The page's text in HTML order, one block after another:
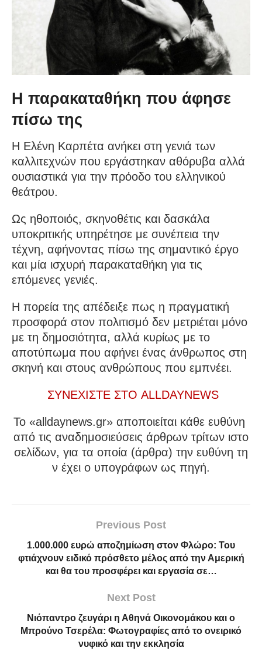
Η παρακαταθήκη που άφησε
πίσω της
Η Ελένη Καρπέτα ανήκει στη γενιά των
καλλιτεχνών που εργάστηκαν αθόρυβα αλλά
ουσιαστικά για την πρόοδο του ελληνικού
θεάτρου.
Ως ηθοποιός, σκηνοθέτις και δασκάλα
υποκριτικής υπηρέτησε με συνέπεια την
τέχνη, αφήνοντας πίσω της σημαντικό έργο
και μία ισχυρή παρακαταθήκη για τις
επόμενες γενιές.
Η πορεία της απέδειξε πως η πραγματική
προσφορά στον πολιτισμό δεν μετριέται μόνο
με τη δημοσιότητα, αλλά κυρίως με το
αποτύπωμα που αφήνει ένας άνθρωπος στη
σκηνή και στους ανθρώπους που εμπνέει.
ΣΥΝΕΧΙΣΤΕ ΣΤΟ ALLDAYNEWS
To «alldaynews.gr» αποποιείται κάθε ευθύνη
από τις αναδημοσιεύσεις άρθρων τρίτων ιστο
σελίδων, για τα οποία (άρθρα) την ευθύνη τη
ν έχει ο υπογράφων ως πηγή.
Previous Post
1.000.000 ευρώ αποζημίωση στον Φλώρο: Του
φτιάχνουν ειδικό πρόσθετο μέλος από την Αμερική
και θα του προσφέρει και εργασία σε…
Next Post
Νιόπαντρο ζευγάρι η Αθηνά Οικονομάκου και ο
Μπρούνο Τσερέλα: Φωτογραφίες από το ονειρικό
νυφικό και την εκκλησία